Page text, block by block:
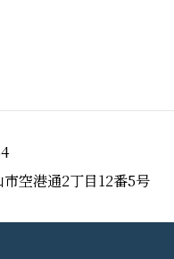
空港通2丁目12番5号